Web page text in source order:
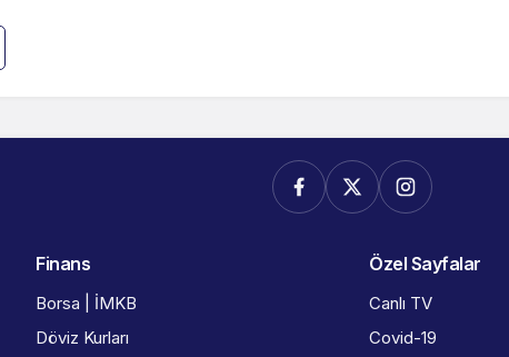
Finans
Borsa | İMKB
Döviz Kurları
Özel Sayfalar
Canlı TV
Covid-19